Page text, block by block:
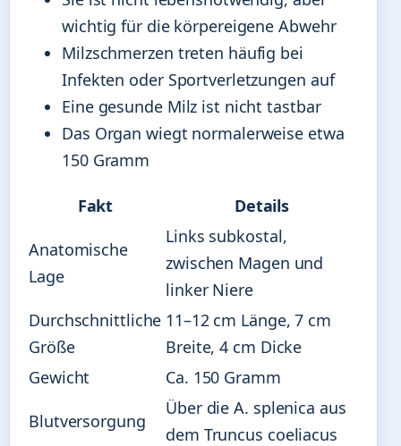
wichtig für die körpereigene Abwehr
Milzschmerzen treten häufig bei
Infekten oder Sportverletzungen auf
Eine gesunde Milz ist nicht tastbar
Das Organ wiegt normalerweise etwa
150 Gramm
Fakt Details
Anatomische
Lage
Links subkostal,
zwischen Magen und
linker Niere
Durchschnittliche
Größe
11–12 cm Länge, 7 cm
Breite, 4 cm Dicke
Gewicht
Ca. 150 Gramm
Blutversorgung
Über die A. splenica aus
dem Truncus coeliacus